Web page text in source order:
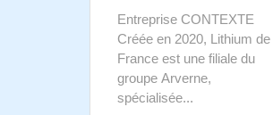
Entreprise CONTEXTE
Créée en 2020, Lithium de
France est une filiale du
groupe Arverne,
spécialisée...